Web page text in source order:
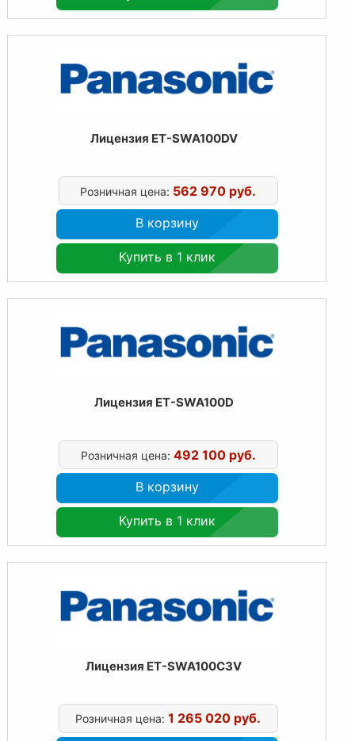
Лицензия ET-SWA100DV
Розничная цена: 562 970 руб.
В корзину
Купить в 1 клик
Лицензия ET-SWA100D
Розничная цена: 492 100 руб.
В корзину
Купить в 1 клик
Лицензия ET-SWA100C3V
Розничная цена:1 265 020 руб.